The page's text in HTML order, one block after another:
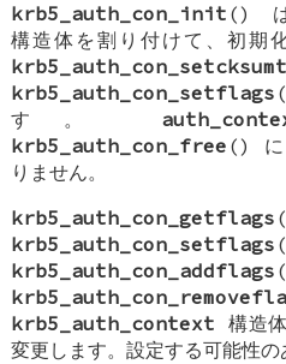
krb5_auth_con_init ()
構造体を割り付けて、初期
krb5_auth_con_setflags
す。
krb5_auth_con_free () に
りません。
krb5_auth_con_getflags
krb5_auth_con_setflags
krb5_auth_con_addflags
krb5_auth_context 構造
変更します。設定する可能性